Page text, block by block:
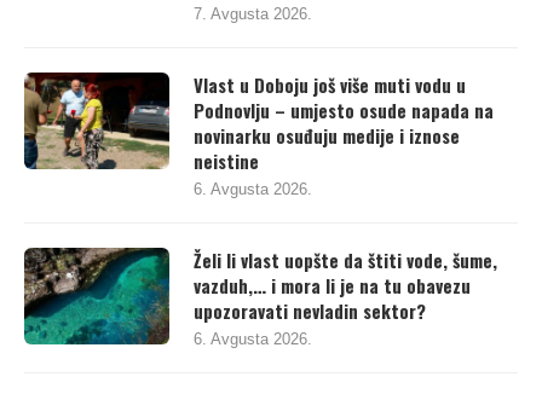
7. Avgusta 2026.
Vlast u Doboju još više muti vodu u
Podnovlju – umjesto osude napada na
novinarku osuđuju medije i iznose
neistine
6. Avgusta 2026.
Želi li vlast uopšte da štiti vode, šume,
vazduh,… i mora li je na tu obavezu
upozoravati nevladin sektor?
6. Avgusta 2026.